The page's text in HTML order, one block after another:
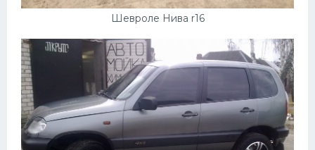
Шевроле Нива r16